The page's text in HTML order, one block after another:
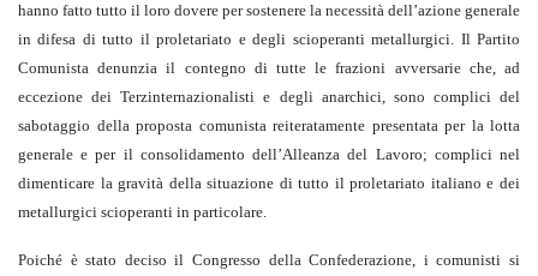
hanno fatto tutto il loro dovere per sostenere la necessità dell’azione generale
in difesa di tutto il proletariato e degli scioperanti metallurgici. Il Partito
Comunista denunzia il contegno di tutte le frazioni avversarie che, ad
eccezione dei Terzinternazionalisti e degli anarchici, sono complici del
sabotaggio della proposta comunista reiteratamente presentata per la lotta
generale e per il consolidamento dell’Alleanza del Lavoro; complici nel
dimenticare la gravità della situazione di tutto il proletariato italiano e dei
metallurgici scioperanti in particolare.
Poiché è stato deciso il Congresso della Confederazione, i comunisti si